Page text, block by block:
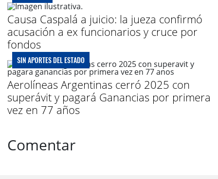
Causa Caspalá a juicio: la jueza confirmó
acusación a ex funcionarios y cruce por
fondos
SIN APORTES DEL ESTADO
Aerolíneas Argentinas cerró 2025 con
superávit y pagará Ganancias por primera
vez en 77 años
Comentar